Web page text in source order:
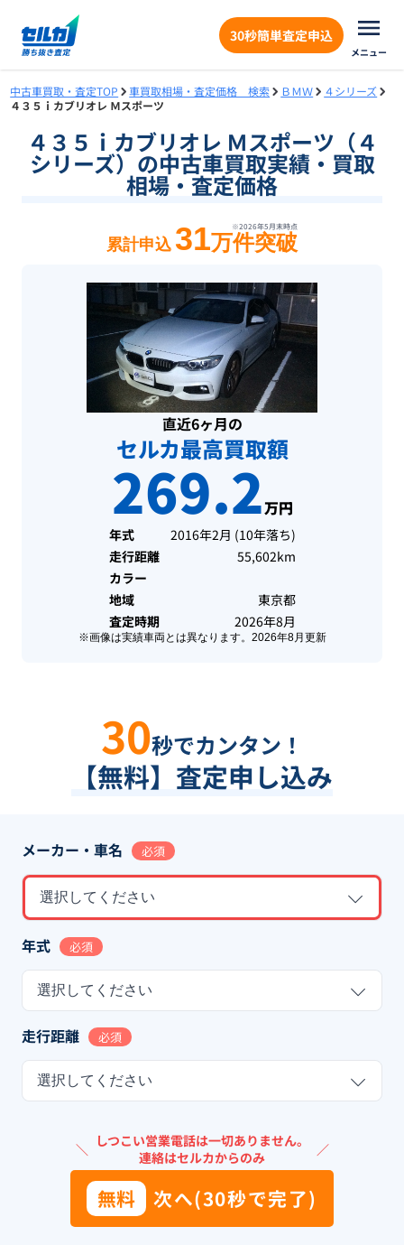
30秒簡単査定申込
メニュー
中古車買取・査定TOP 車買取相場・査定価格 検索 ＢＭＷ
４シリーズ
４３５ｉカブリオレ Ｍスポーツ
４３５ｉカブリオレ Ｍスポーツ（４
シリーズ）の中古車買取実績・買取
相場・査定価格
※2026年5月末時点
累計申込 31万件突破
直近6ヶ月の
セルカ最高買取額
269.2万円
年式 2016年2月 (10年落ち)
走行距離
55,602km
カラー
地域
東京都
査定時期
2026年8月
※画像は実績車両とは異なります。 2026年8月 更新
30秒でカンタン！
【無料】査定申し込み
メーカー・車名 必須
選択してください
年式 必須
選択してください
走行距離 必須
選択してください
＼ しつこい営業電話は一切ありません。
連絡はセルカからのみ
／
無料 次へ(30秒で完了)